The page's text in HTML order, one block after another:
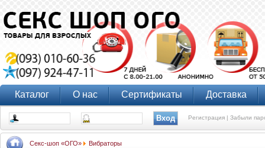
Каталог О нас Сертификаты Доставка
Регистрация |Забыли
Секс-шоп «ОГО» Вибраторы